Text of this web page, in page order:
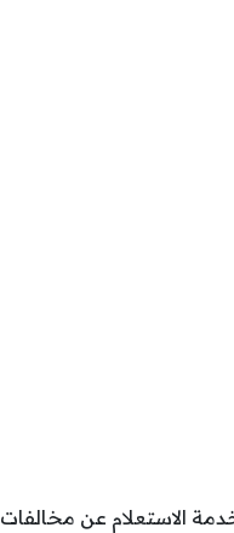
الاستعلام عن مخالفات